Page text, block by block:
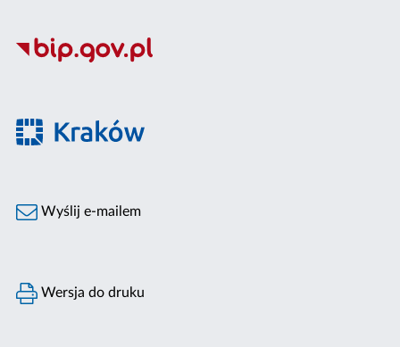
Wyślij e-mailem
Wersja do druku